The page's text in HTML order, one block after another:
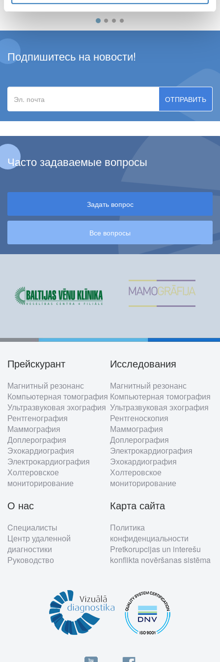
Подпишитесь на новости!
Эл.
почта
Часто задаваемые вопросы
Задать вопрос
Все вопросы
Footer
menu
Прейскурант
Магнитный резонанс
Компьютерная томография
Ультразвуковая эхография
Рентгенография
Маммография
Доплерография
Эхокардиография
Электрокардиография
Холтеровское
мониторирование
Исследования
Магнитный резонанс
Компьютерная томография
Ультразвуковая эхография
Рентгеноскопия
Маммография
Доплерография
Электрокардиография
Эхокардиография
Холтеровское
мониторирование
О нас
Cпециалисты
Центр удаленной
диагностики
Руководство
Карта сайта
Политика
конфиденциальности
Pretkorupcijas un interešu
konflikta novēršanas sistēma